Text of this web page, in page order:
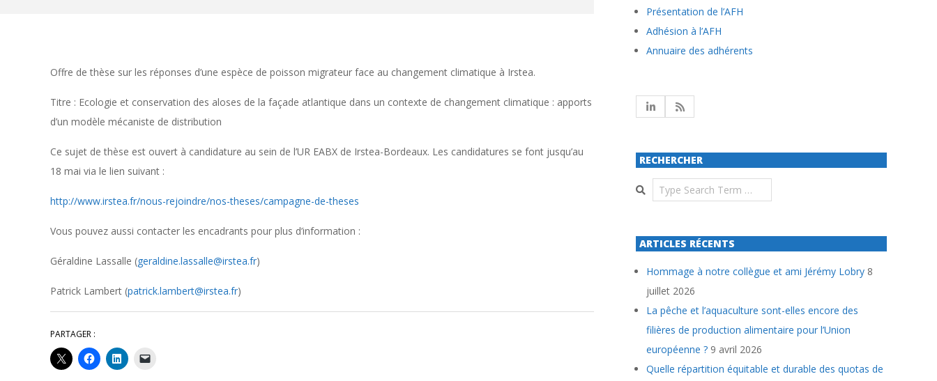
Offre de thèse sur les réponses d’une espèce de poisson migrateur face au changement climatique à Irstea.
Titre : Ecologie et conservation des aloses de la façade atlantique dans un contexte de changement climatique : apports
d’un modèle mécaniste de distribution
Ce sujet de thèse est ouvert à candidature au sein de l’UR EABX de Irstea-Bordeaux. Les candidatures se font jusqu’au
18 mai via le lien suivant :
http://www.irstea.fr/nous-rejoindre/nos-theses/campagne-de-theses
Vous pouvez aussi contacter les encadrants pour plus d’information :
Géraldine Lassalle (geraldine.lassalle@irstea.fr)
Patrick Lambert (patrick.lambert@irstea.fr)
PARTAGER :
Présentation de l’AFH
Adhésion à l’AFH
Annuaire des adhérents
RECHERCHER
Search
ARTICLES RÉCENTS
Hommage à notre collègue et ami Jérémy Lobry 8
juillet 2026
La pêche et l’aquaculture sont-elles encore des
filières de production alimentaire pour l’Union
européenne ? 9 avril 2026
Quelle répartition équitable et durable des quotas de